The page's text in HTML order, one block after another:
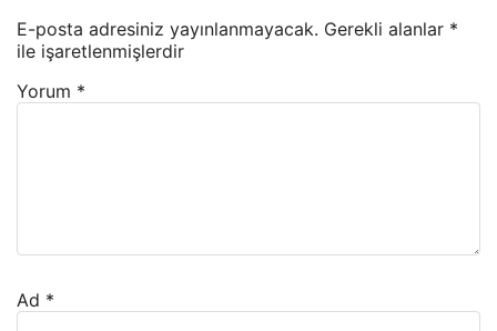
E-posta adresiniz yayınlanmayacak. Gerekli alanlar *
ile işaretlenmişlerdir
Yorum *
Ad *